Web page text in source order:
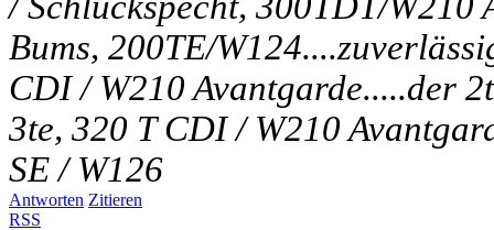
Bums, 200TE/
CDI / W210 Avantgarde.....der
3te, 320 T CDI / W210
SE / W126
Antworten Zitieren
RSS